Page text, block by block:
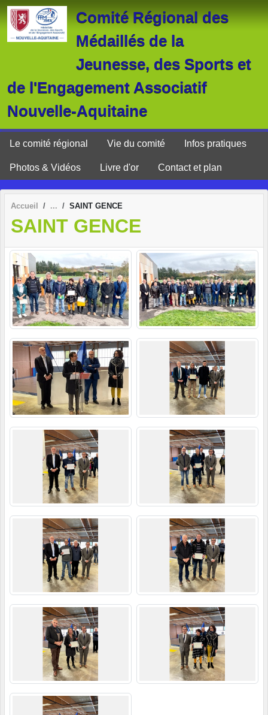
Comité Régional des
Médaillés de la
Jeunesse, des Sports et
de l'Engagement Associatif
Nouvelle-Aquitaine
Le comité régional Vie du comité Infos pratiques
Photos & Vidéos Livre d'or Contact et plan
Accueil SAINT GENCE
SAINT GENCE
Panneau de gestion des cookies